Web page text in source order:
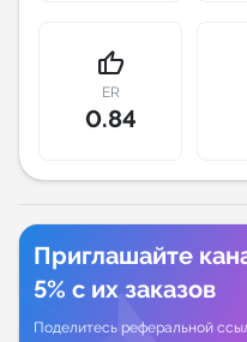
thumb_up
ER
0.84
Приглашайте
5% с их заказов
Поделитесь реферальной